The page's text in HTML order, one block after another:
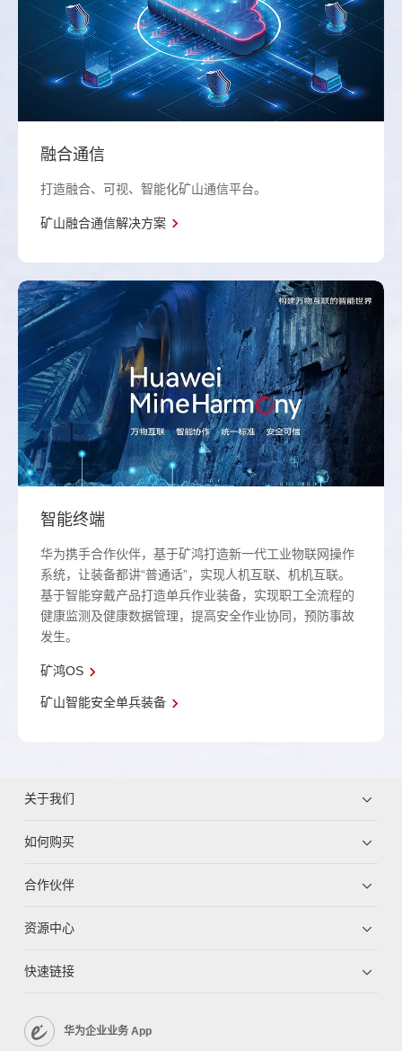
融合通信
打造融合、可视、智能化矿山通信平台。
矿山融合通信解决方案
智能终端
华为携手合作伙伴，基于矿鸿打造新一代工业物联网操作
系统，让装备都讲“普通话”，实现人机互联、机机互联。
基于智能穿戴产品打造单兵作业装备，实现职工全流程的
健康监测及健康数据管理，提高安全作业协同，预防事故
发生。
矿鸿OS
矿山智能安全单兵装备
关于我们
如何购买
合作伙伴
资源中心
快速链接
华为企业业务 App